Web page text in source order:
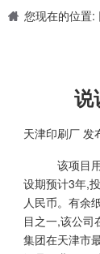
联系我们
您现在的位置:
说
天津印刷厂 发
该项目
设期预计3年,
人民币。有余
目之一,该公司
集团在天津市